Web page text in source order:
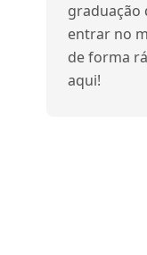
graduação
entrar no
de forma
aqui!